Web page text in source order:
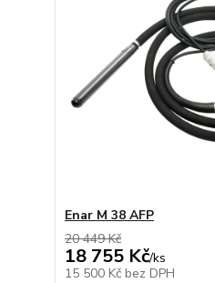
Enar M 38 AFP
20 449 Kč
18 755 Kč/ks
15 500 Kč bez DPH